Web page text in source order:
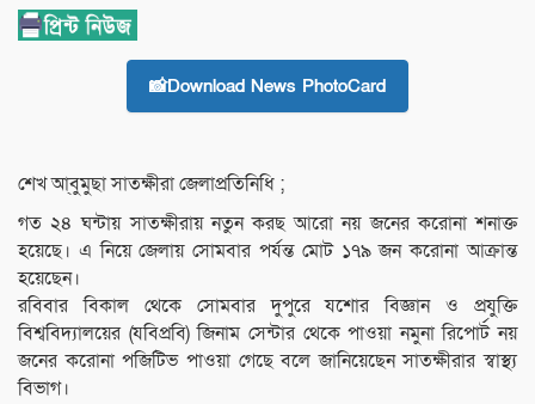
📸Download News PhotoCard
শেখ অা্বুমুছা সাতক্ষীরা জেলাপ্রতিনিধি ;
গত ২৪ ঘন্টায় সাতক্ষীরায় নতুন করছ আরো নয় জনের করোনা শনাক্ত
হয়েছে। এ নিয়ে জেলায় সোমবার পর্যন্ত মোট ১৭৯ জন করোনা আক্রান্ত
হয়েছেন।
রবিবার বিকাল থেকে সোমবার দুপুরে যশোর বিজ্ঞান ও প্রযুক্তি
বিশ্ববিদ্যালয়ের (যবিপ্রবি) জিনাম সেন্টার থেকে পাওয়া নমুনা রিপোর্ট নয়
জনের করোনা পজিটিভ পাওয়া গেছে বলে জানিয়েছেন সাতক্ষীরার স্বাস্থ্য
বিভাগ।